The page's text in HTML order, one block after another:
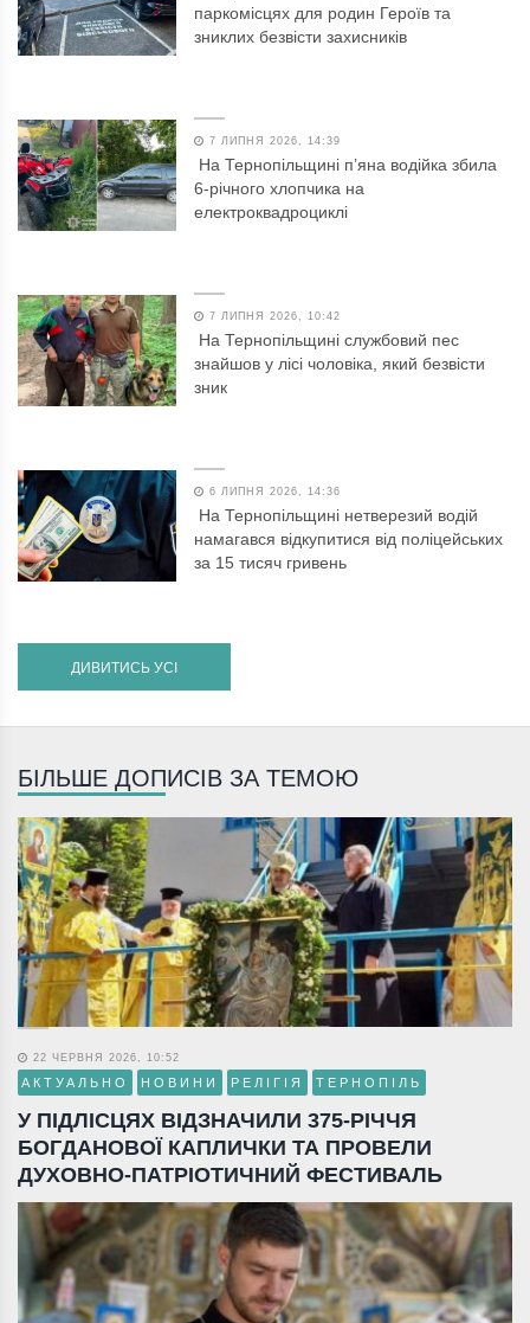
паркомісцях для родин Героїв та
зниклих безвісти захисників
7 ЛИПНЯ 2026, 14:39
На Тернопільщині п’яна водійка збила
6-річного хлопчика на
електроквадроциклі
7 ЛИПНЯ 2026, 10:42
На Тернопільщині службовий пес
знайшов у лісі чоловіка, який безвісти
зник
6 ЛИПНЯ 2026, 14:36
На Тернопільщині нетверезий водій
намагався відкупитися від поліцейських
за 15 тисяч гривень
ДИВИТИСЬ УСІ
БІЛЬШЕ ДОПИСІВ ЗА ТЕМОЮ
22 ЧЕРВНЯ 2026, 10:52
АКТУАЛЬНО НОВИНИ РЕЛІГІЯ ТЕРНОПІЛЬ
У ПІДЛІСЦЯХ ВІДЗНАЧИЛИ 375-РІЧЧЯ
БОГДАНОВОЇ КАПЛИЧКИ ТА ПРОВЕЛИ
ДУХОВНО-ПАТРІОТИЧНИЙ ФЕСТИВАЛЬ